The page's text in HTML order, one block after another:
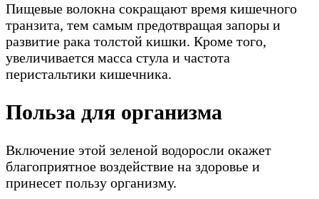
Пищевые волокна сокращают время кишечного
транзита, тем самым предотвращая запоры и
развитие рака толстой кишки. Кроме того,
увеличивается масса стула и частота
перистальтики кишечника.
Польза для организма
Включение этой зеленой водоросли окажет
благоприятное воздействие на здоровье и
принесет пользу организму.